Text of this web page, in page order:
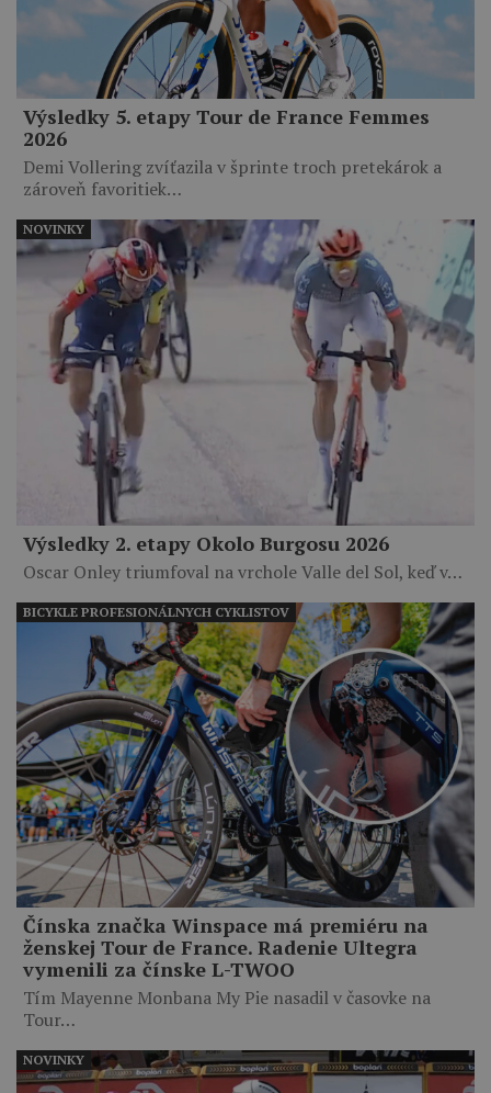
Výsledky 5. etapy Tour de France Femmes
2026
Demi Vollering zvíťazila v šprinte troch pretekárok a
zároveň favoritiek…
Výsledky 2. etapy Okolo Burgosu 2026
Oscar Onley triumfoval na vrchole Valle del Sol, keď v…
NOVINKY
Čínska značka Winspace má premiéru na
ženskej Tour de France. Radenie Ultegra
vymenili za čínske L-TWOO
Tím Mayenne Monbana My Pie nasadil v časovke na
Tour…
BICYKLE PROFESIONÁLNYCH CYKLISTOV
NOVINKY